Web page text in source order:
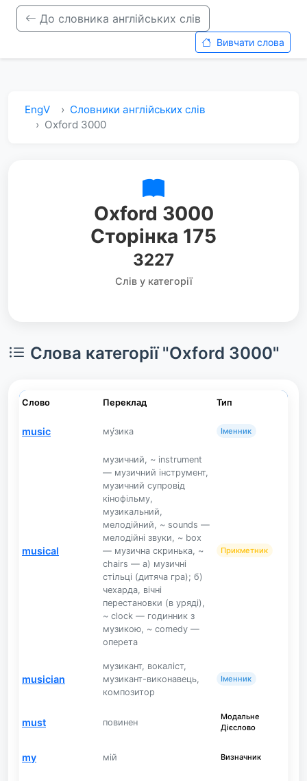
До словника англійських слів
Вивчати слова
EngV
Словники англійських слів
Oxford 3000
Oxford 3000
Сторінка 175
3227
Слів у категорії
Слова категорії "Oxford 3000"
Слово Переклад Тип
music му́зика Іменник
musical
музичний, ~ instrument
— музичний інструмент,
музичний супровід
кінофільму,
музикальний,
мелодійний, ~ sounds —
мелодійні звуки, ~ box
— музична скринька, ~
chairs — а) музичні
стільці (дитяча гра); б)
чехарда, вічні
перестановки (в уряді),
~ clock — годинник з
музикою, ~ comedy —
оперета
Прикметник
musician
музикант, вокаліст,
музикант-виконавець,
композитор
Іменник
must повинен
Модальне
Дієслово
my мій Визначник